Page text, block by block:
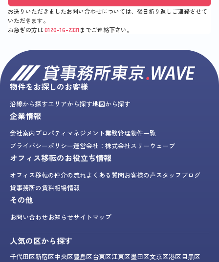
お送りいただきましたお問い合わせについては、後日折り返しご連絡させて
いただきます。
お急ぎの方は0120-16-2331 までご連絡下さい。
物件をお探しのお客様
沿線から探すエリアから探す地図から探す
企業情報
会社案内プロパティマネジメント業務管理物件一覧
プライバシーポリシー運営会社：株式会社スリーウェーブ
オフィス移転のお役立ち情報
オフィス移転の仲介の流れよくある質問お客様の声スタッフブログ
貸事務所の賃料相場情報
その他
お問い合わせお知らせサイトマップ
人気の区から探す
千代田区新宿区中央区豊島区台東区江東区墨田区文京区港区目黒区